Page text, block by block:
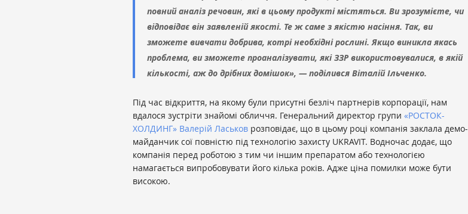
повний аналіз речовин, які в цьому продукті містяться. Ви зрозумієте, чи
відповідає він заявленій якості. Те ж саме з якістю насіння. Так, ви
зможете вивчати добрива, котрі необхідні рослині. Якщо виникла якась
проблема, ви зможете проаналізувати, які ЗЗР використовувалися, в якій
кількості, аж до дрібних домішок», — поділився Віталій Ільченко.
Під час відкриття, на якому були присутні безліч партнерів корпорації, нам
вдалося зустріти знайомі обличчя. Генеральний директор групи «РОСТОК-
ХОЛДИНГ» Валерій Ласьков розповідає, що в цьому році компанія заклала демо-
майданчик сої повністю під технологію захисту UKRAVIT. Водночас додає, що
компанія перед роботою з тим чи іншим препаратом або технологією
намагається випробовувати його кілька років. Адже ціна помилки може бути
високою.